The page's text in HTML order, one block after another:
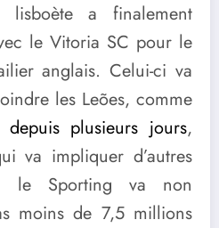
lisboète a finalement
le Vitoria SC pour le
anglais. Celui-ci va
les Leões, comme
plusieurs jours,
va impliquer d’autres
le Sporting va non
moins de 7,5 millions